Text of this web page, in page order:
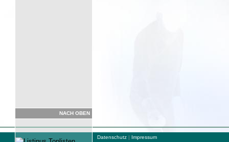
NACH OBEN
Datenschutz | Impressum